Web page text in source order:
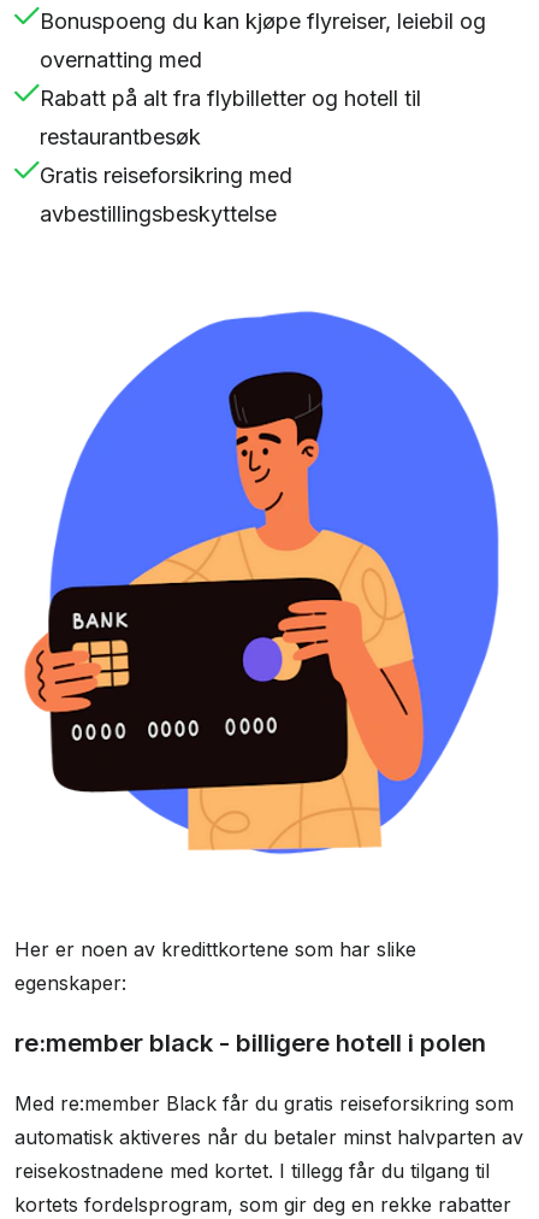
Bonuspoeng du kan kjøpe flyreiser, leiebil og
overnatting med
Rabatt på alt fra flybilletter og hotell til
restaurantbesøk
Gratis reiseforsikring med
avbestillingsbeskyttelse
Her er noen av kredittkortene som har slike
egenskaper:
re:member black - billigere hotell i polen
Med re:member Black får du gratis reiseforsikring som
automatisk aktiveres når du betaler minst halvparten av
reisekostnadene med kortet. I tillegg får du tilgang til
kortets fordelsprogram, som gir deg en rekke rabatter